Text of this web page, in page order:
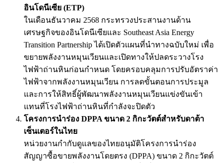
อินโดนีเซีย (ETP)
ในเดือนธันวาคม 2568 กระทรวงประสานงานด้าน
เศรษฐกิจของอินโดนีเซียและ Southeast Asia Energy
Transition Partnership ได้เปิดตัวแผนที่นำทางฉบับใหม่ เพื่อ
ขยายพลังงานหมุนเวียนและเปิดทางให้ปลดระวางโรง
ไฟฟ้าถ่านหินก่อนกำหนด โดยครอบคลุมการปรับอัตราค่า
ไฟฟ้าจากพลังงานหมุนเวียน การลดขั้นตอนการประมูล
และการให้สิทธิ์ผู้พัฒนาพลังงานหมุนเวียนแข่งขันเข้า
แทนที่โรงไฟฟ้าถ่านหินที่กำลังจะปิดตัว
โครงการนำร่อง DPPA ขนาด 2 กิกะวัตต์สำหรับดาต้า
เซ็นเตอร์ในไทย
หน่วยงานกำกับดูแลของไทยอนุมัติโครงการนำร่อง
สัญญาซื้อขายพลังงานโดยตรง (DPPA) ขนาด 2 กิกะวัตต์